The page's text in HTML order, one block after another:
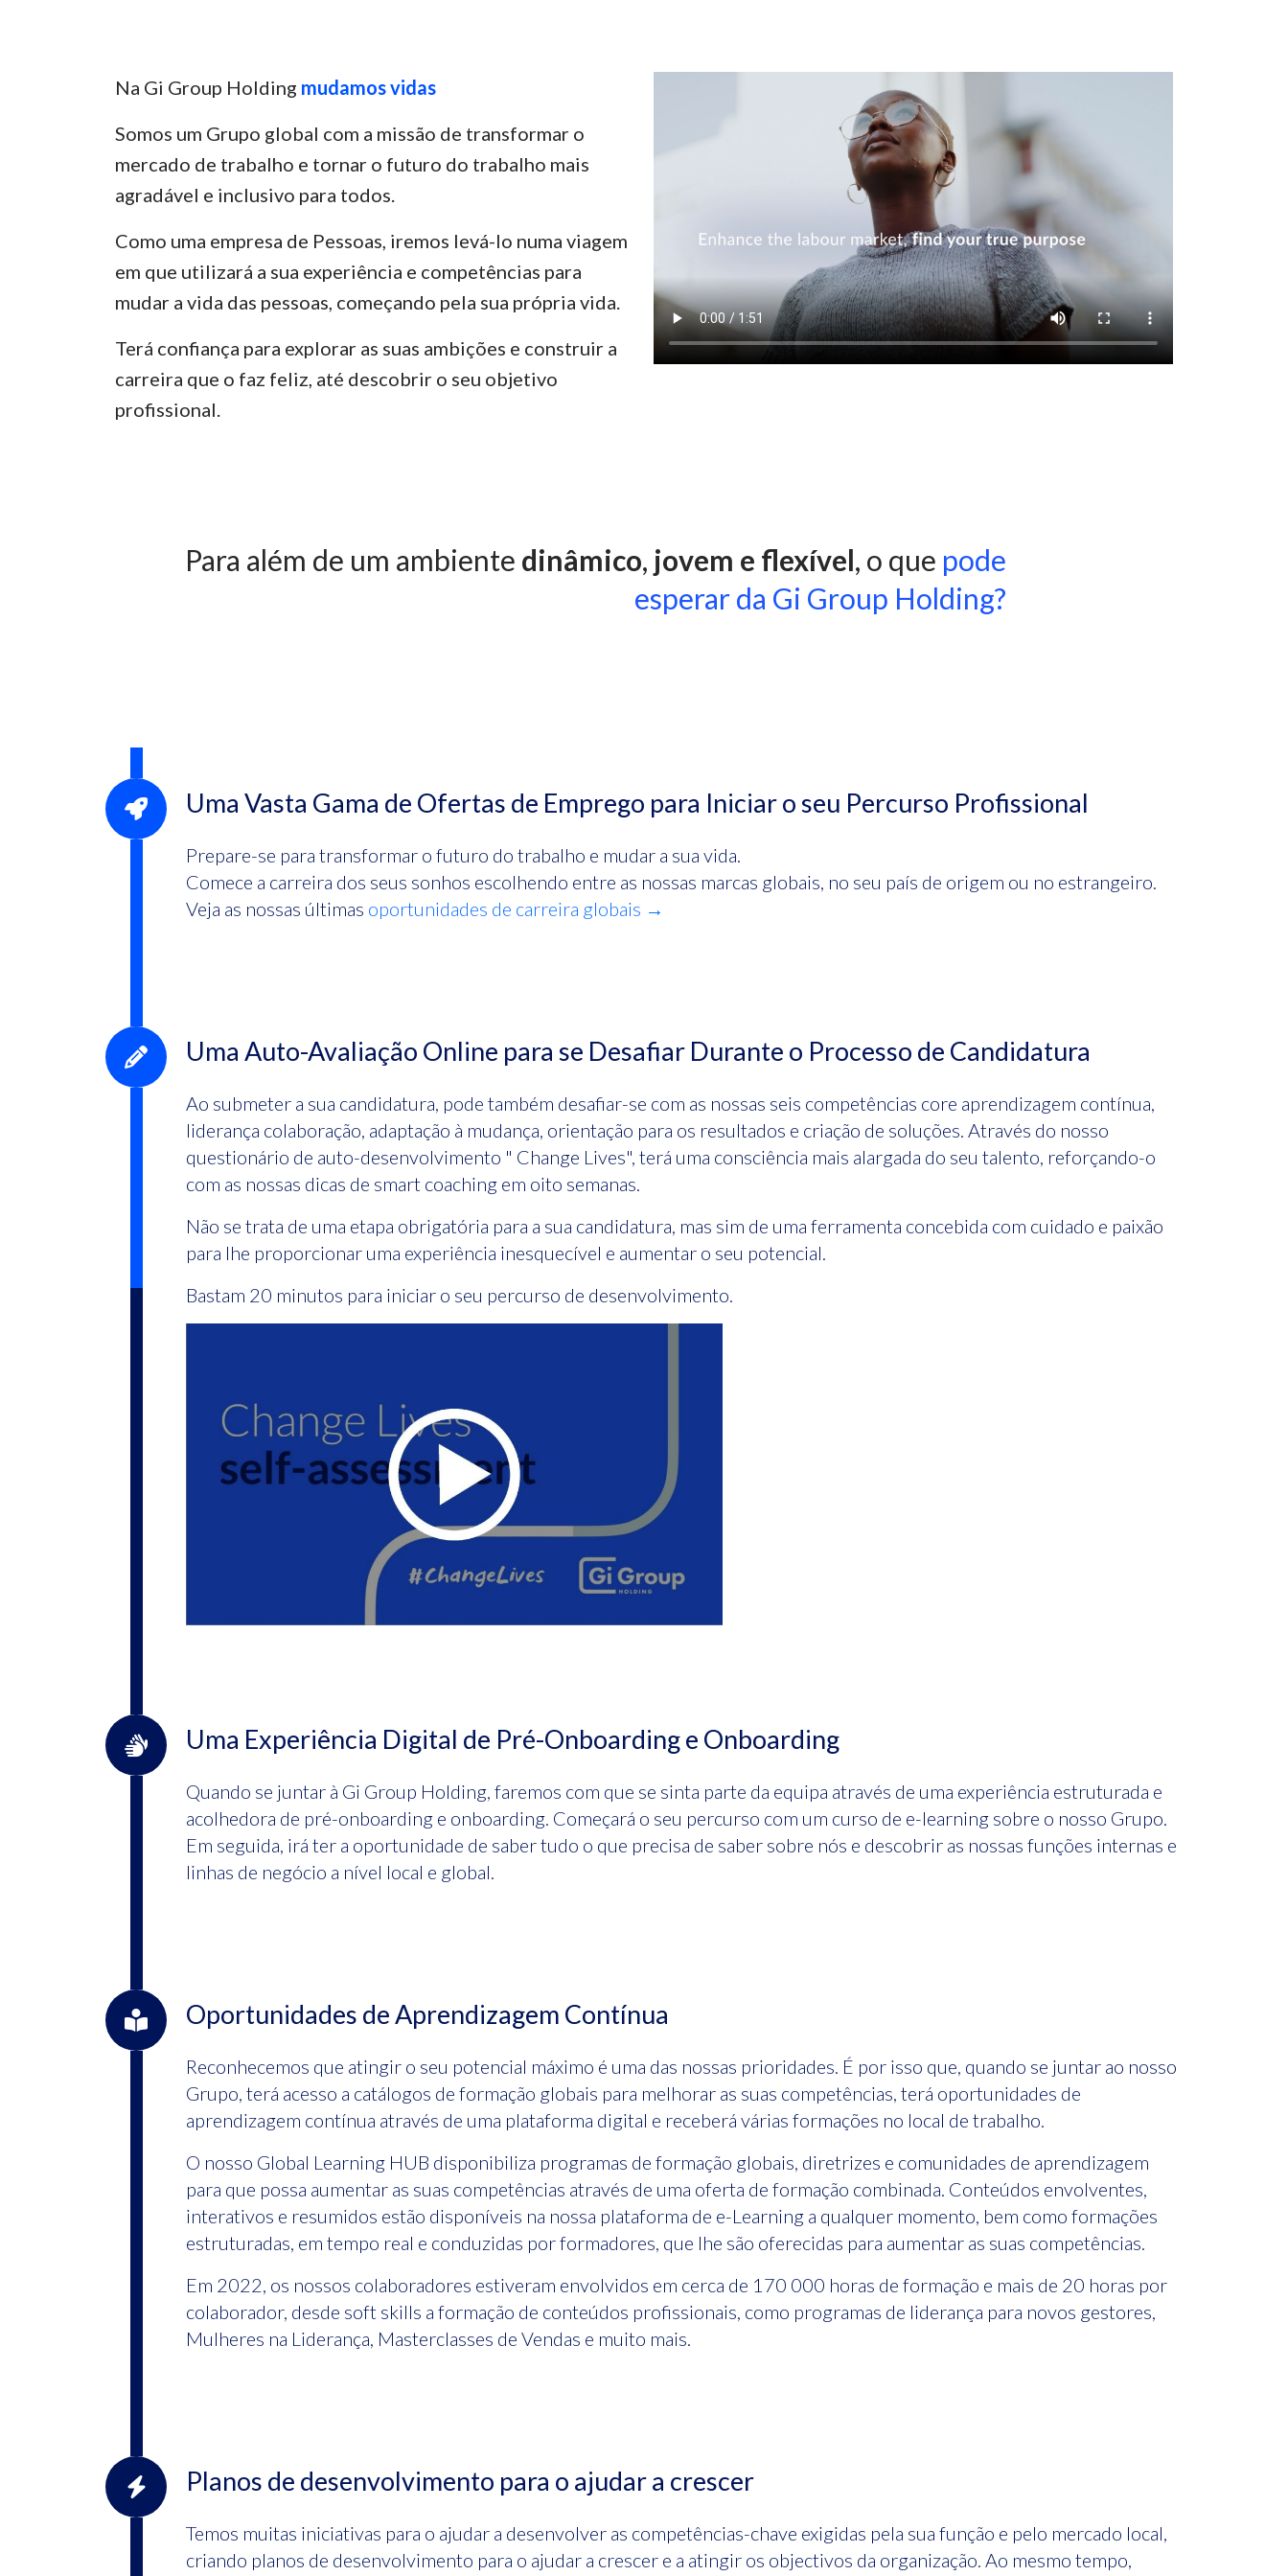
Na Gi Group Holding mudamos vidas
Somos um Grupo global com a missão de transformar o
mercado de trabalho e tornar o futuro do trabalho mais
agradável e inclusivo para todos.
Como uma empresa de Pessoas, iremos levá-lo numa viagem
em que utilizará a sua experiência e competências para
mudar a vida das pessoas, começando pela sua própria vida.
Terá confiança para explorar as suas ambições e construir a
carreira que o faz feliz, até descobrir o seu objetivo
profissional.
Para além de um ambiente dinâmico, jovem e flexível, o que pode
esperar da Gi Group Holding?
Uma Vasta Gama de Ofertas de Emprego para Iniciar o seu Percurso Profissional
Prepare-se para transformar o futuro do trabalho e mudar a sua vida.
Comece a carreira dos seus sonhos escolhendo entre as nossas marcas globais, no seu país de origem ou no estrangeiro.
Veja as nossas últimas oportunidades de carreira globais →
Uma Auto-Avaliação Online para se Desafiar Durante o Processo de Candidatura
Ao submeter a sua candidatura, pode também desafiar-se com as nossas seis competências core aprendizagem contínua,
liderança colaboração, adaptação à mudança, orientação para os resultados e criação de soluções. Através do nosso
questionário de auto-desenvolvimento " Change Lives", terá uma consciência mais alargada do seu talento, reforçando-o
com as nossas dicas de smart coaching em oito semanas.
Não se trata de uma etapa obrigatória para a sua candidatura, mas sim de uma ferramenta concebida com cuidado e paixão
para lhe proporcionar uma experiência inesquecível e aumentar o seu potencial.
Bastam 20 minutos para iniciar o seu percurso de desenvolvimento.
Uma Experiência Digital de Pré-Onboarding e Onboarding
Quando se juntar à Gi Group Holding, faremos com que se sinta parte da equipa através de uma experiência estruturada e
acolhedora de pré-onboarding e onboarding. Começará o seu percurso com um curso de e-learning sobre o nosso Grupo.
Em seguida, irá ter a oportunidade de saber tudo o que precisa de saber sobre nós e descobrir as nossas funções internas e
linhas de negócio a nível local e global.
Oportunidades de Aprendizagem Contínua
Reconhecemos que atingir o seu potencial máximo é uma das nossas prioridades. É por isso que, quando se juntar ao nosso
Grupo, terá acesso a catálogos de formação globais para melhorar as suas competências, terá oportunidades de
aprendizagem contínua através de uma plataforma digital e receberá várias formações no local de trabalho.
O nosso Global Learning HUB disponibiliza programas de formação globais, diretrizes e comunidades de aprendizagem
para que possa aumentar as suas competências através de uma oferta de formação combinada. Conteúdos envolventes,
interativos e resumidos estão disponíveis na nossa plataforma de e-Learning a qualquer momento, bem como formações
estruturadas, em tempo real e conduzidas por formadores, que lhe são oferecidas para aumentar as suas competências.
Em 2022, os nossos colaboradores estiveram envolvidos em cerca de 170 000 horas de formação e mais de 20 horas por
colaborador, desde soft skills a formação de conteúdos profissionais, como programas de liderança para novos gestores,
Mulheres na Liderança, Masterclasses de Vendas e muito mais.
Planos de desenvolvimento para o ajudar a crescer
Temos muitas iniciativas para o ajudar a desenvolver as competências-chave exigidas pela sua função e pelo mercado local,
criando planos de desenvolvimento para o ajudar a crescer e a atingir os objectivos da organização. Ao mesmo tempo,